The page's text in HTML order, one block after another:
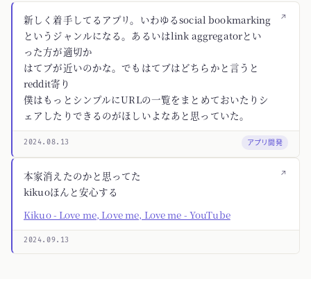
↗
新しく着手してるアプリ。いわゆるsocial bookmarking
というジャンルになる。あるいはlink aggregatorとい
った方が適切か
はてブが近いのかな。でもはてブはどちらかと言うと
reddit寄り
僕はもっとシンプルにURLの一覧をまとめておいたりシ
ェアしたりできるのがほしいよなあと思っていた。
2024.08.13 アプリ開発
↗
本家消えたのかと思ってた
kikuoほんと安心する
Kikuo - Love me, Love me, Love me - YouTube
2024.09.13